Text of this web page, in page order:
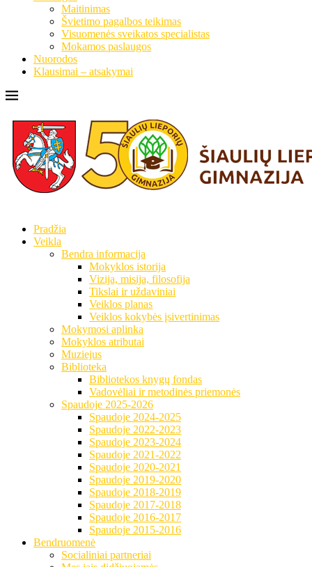
Maitinimas
Švietimo pagalbos teikimas
Visuomenės sveikatos specialistas
Mokamos paslaugos
Nuorodos
Klausimai – atsakymai
Pradžia
Veikla
Bendra informacija
Mokyklos istorija
Vizija, misija, filosofija
Tikslai ir uždaviniai
Veiklos planas
Veiklos kokybės įsivertinimas
Mokymosi aplinka
Mokyklos atributai
Muziejus
Biblioteka
Bibliotekos knygų fondas
Vadovėliai ir metodinės priemonės
Spaudoje 2025-2026
Spaudoje 2024-2025
Spaudoje 2022-2023
Spaudoje 2023-2024
Spaudoje 2021-2022
Spaudoje 2020-2021
Spaudoje 2019-2020
Spaudoje 2018-2019
Spaudoje 2017-2018
Spaudoje 2016-2017
Spaudoje 2015-2016
Bendruomenė
Socialiniai partneriai